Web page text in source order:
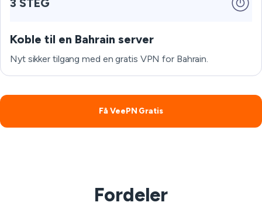
3 STEG
Koble til en Bahrain server
Nyt sikker tilgang med en gratis VPN for Bahrain.
Få VeePN Gratis
Fordeler